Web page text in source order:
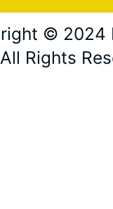
© 2024
Rights